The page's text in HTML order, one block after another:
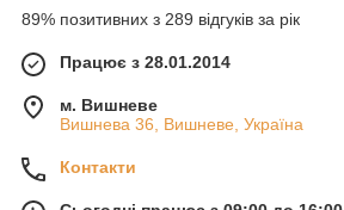
89% позитивних з 289 відгуків за рік
Працює з 28.01.2014
м. Вишневе
Вишнева 36, Вишневе, Україна
Контакти